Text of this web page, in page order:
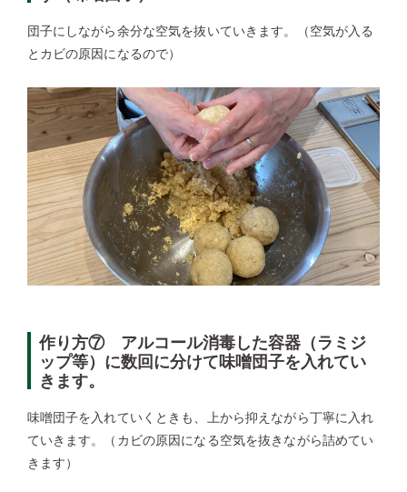
団子にしながら余分な空気を抜いていきます。（空気が入る
とカビの原因になるので）
作り方⑦ アルコール消毒した容器（ラミジ
ップ等）に数回に分けて味噌団子を入れてい
きます。
味噌団子を入れていくときも、上から抑えながら丁寧に入れ
ていきます。（カビの原因になる空気を抜きながら詰めてい
きます）